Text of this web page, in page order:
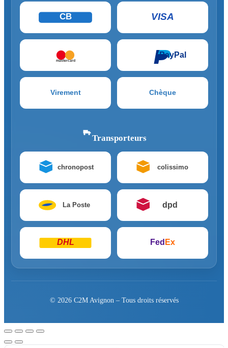
CB VISA
mastercard
PayPal
Virement Chèque
Transporteurs
chronopost colissimo
La Poste dpd
DHL Fed Ex
© 2026 C2M Avignon – Tous droits réservés